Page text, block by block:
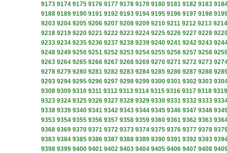
9173 9174 9175 9176 9177 9178 9179 9180 9181 9182 9183
9188 9189 9190 9191 9192 9193 9194 9195 9196 9197 9198
9203 9204 9205 9206 9207 9208 9209 9210 9211 9212 9213 9214
9218 9219 9220 9221 9222 9223 9224 9225 9226 9227 9228
9233 9234 9235 9236 9237 9238 9239 9240 9241 9242 9243
9248 9249 9250 9251 9252 9253 9254 9255 9256 9257 9258
9263 9264 9265 9266 9267 9268 9269 9270 9271 9272 9273
9278 9279 9280 9281 9282 9283 9284 9285 9286 9287 9288
9293 9294 9295 9296 9297 9298 9299 9300 9301 9302 9303
9308 9309 9310 9311 9312 9313 9314 9315 9316 9317 9318 9319
9323 9324 9325 9326 9327 9328 9329 9330 9331 9332 9333
9338 9339 9340 9341 9342 9343 9344 9345 9346 9347 9348
9353 9354 9355 9356 9357 9358 9359 9360 9361 9362 9363
9368 9369 9370 9371 9372 9373 9374 9375 9376 9377 9378
9383 9384 9385 9386 9387 9388 9389 9390 9391 9392 9393
9398 9399 9400 9401 9402 9403 9404 9405 9406 9407 9408